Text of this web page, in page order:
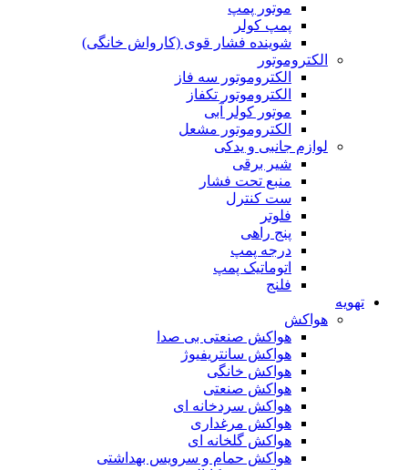
موتور پمپ
پمپ کولر
شوینده فشار قوی (کارواش خانگی)
الکتروموتور
الکتروموتور سه فاز
الکتروموتور تکفاز
موتور کولر آبی
الکتروموتور مشعل
لوازم جانبی و یدکی
شیر برقی
منبع تحت فشار
ست کنترل
فلوتر
پنج راهی
درجه پمپ
اتوماتیک پمپ
فلنج
تهویه
هواکش
هواکش صنعتی بی صدا
هواکش سانتریفیوژ
هواکش خانگی
هواکش صنعتی
هواکش سردخانه ای
هواکش مرغداری
هواکش گلخانه ای
هواکش حمام و سرویس بهداشتی